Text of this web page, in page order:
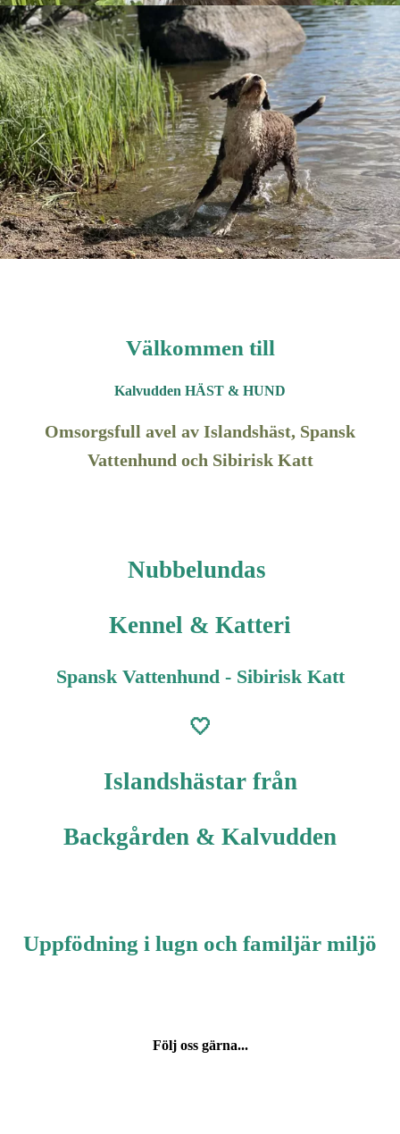
Välkommen till
Kalvudden HÄST & HUND
Omsorgsfull avel av Islandshäst, Spansk
Vattenhund och Sibirisk Katt
Nubbelundas
Kennel & Katteri
Spansk Vattenhund - Sibirisk Katt
🤍
Islandshästar från
Backgården & Kalvudden
Uppfödning i lugn och familjär miljö
Följ oss gärna...